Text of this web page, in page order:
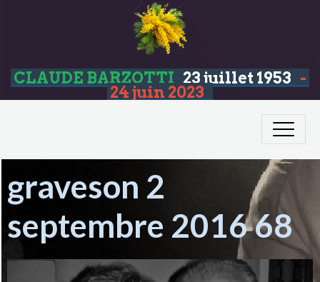
CLAUDE BARZOTTI 23 juillet 1953 -
24 juin 2023
graveson 2
septembre 2016 68